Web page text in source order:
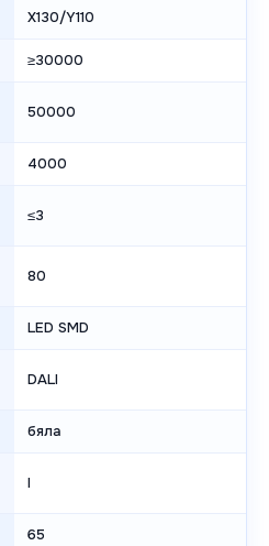
X130/Y110
≥30000
50000
4000
≤3
80
LED SMD
DALI
бяла
I
65